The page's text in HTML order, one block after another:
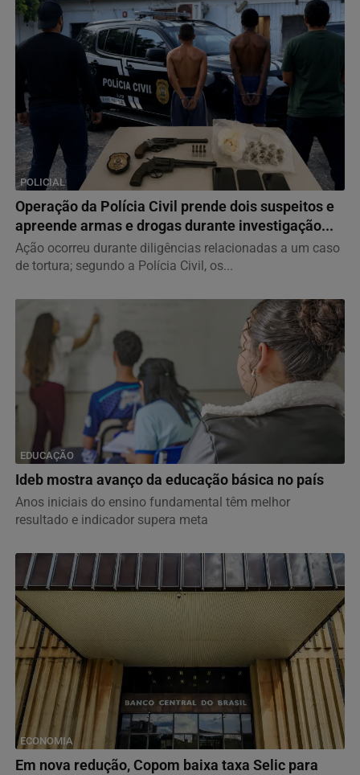
POLICIAL
Operação da Polícia Civil prende dois suspeitos e
apreende armas e drogas durante investigação...
Ação ocorreu durante diligências relacionadas a um caso
de tortura; segundo a Polícia Civil, os...
EDUCAÇÃO
Ideb mostra avanço da educação básica no país
Anos iniciais do ensino fundamental têm melhor
resultado e indicador supera meta
ECONOMIA
Em nova redução, Copom baixa taxa Selic para